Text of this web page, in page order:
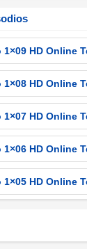
1×09 HD Online
1×08 HD Online
1×07 HD Online
1×06 HD Online
1×05 HD Online